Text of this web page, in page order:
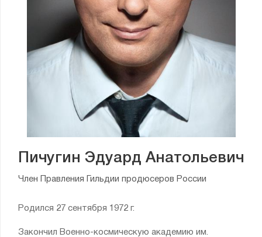
Пичугин Эдуард Анатольевич
Член Правления Гильдии продюсеров России
Родился 27 сентября 1972 г.
Закончил Военно-космическую академию им.